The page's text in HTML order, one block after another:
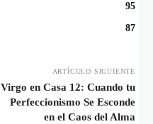
95
87
ARTÍCULO SIGUIENTE
Virgo en Casa 12: Cuando tu
Perfeccionismo Se Esconde
en el Caos del Alma